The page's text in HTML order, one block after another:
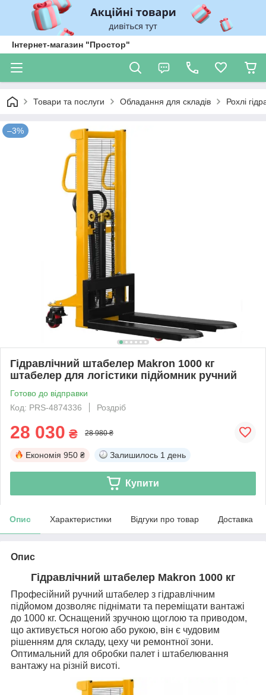
Інтернет-магазин "Простор"
Товари та послуги Обладання для складів Рохлі
–3%
Гідравлічний штабелер Makron 1000 кг
штабелер для логістики підйомник ручний
Готово до відправки
Код: PRS-4874336
Роздріб
28 030 ₴ 28 980 ₴
Економія 950 ₴ Залишилось 1 день
Купити
Опис Характеристики Відгуки про товар Доставка
Опис
Гідравлічний штабелер Makron 1000 кг
Професійний ручний штабелер з гідравлічним
підйомом дозволяє піднімати та переміщати вантажі
до 1000 кг. Оснащений зручною щоглою та приводом,
що активується ногою або рукою, він є чудовим
рішенням для складу, цеху чи ремонтної зони.
Оптимальний для обробки палет і штабелювання
вантажу на різній висоті.